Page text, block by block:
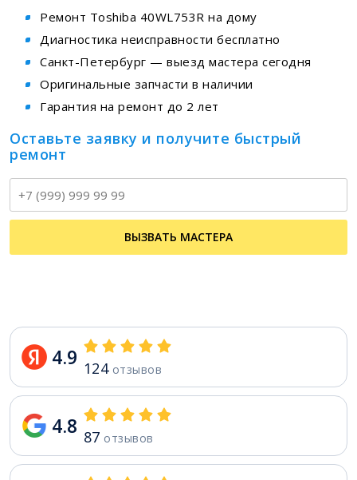
Ремонт Toshiba 40WL753R на дому
Диагностика неисправности бесплатно
Санкт-Петербург — выезд мастера сегодня
Оригинальные запчасти в наличии
Гарантия на ремонт до 2 лет
Оставьте заявку и получите быстрый
ремонт
ВЫЗВАТЬ МАСТЕРА
4.9 124отзывов
4.8 87 отзывов